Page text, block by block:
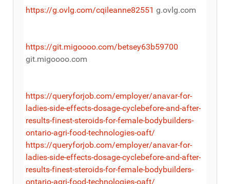
https://g.ovlg.com/cqileanne82551 g.ovlg.com
https://git.migoooo.com/betsey63b59700
git.migoooo.com
https://queryforjob.com/employer/anavar-for-
ladies-side-effects-dosage-cyclebefore-and-after-
results-finest-steroids-for-female-bodybuilders-
ontario-agri-food-technologies-oaft/
https://queryforjob.com/employer/anavar-for-
ladies-side-effects-dosage-cyclebefore-and-after-
results-finest-steroids-for-female-bodybuilders-
ontario-agri-food-technologies-oaft/